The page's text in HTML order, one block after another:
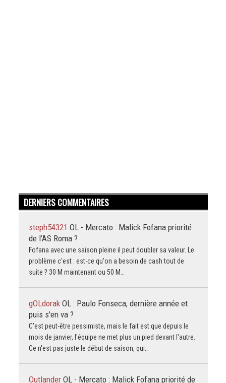
DERNIERS COMMENTAIRES
steph54321 OL - Mercato : Malick Fofana priorité
de l’AS Roma ?
Fofana avec une saison pleine il peut doubler sa valeur. Le
problème c'est : est-ce qu'on a besoin de cash tout de
suite ? 30 M maintenant ou 50 M…
gOLdorak OL : Paulo Fonseca, dernière année et
puis s'en va ?
C'est peut-être pessimiste, mais le fait est que depuis le
mois de janvier, l'équipe ne met plus un pied devant l'autre.
Ce n'est pas juste le début de saison, qui…
Outlander OL - Mercato : Malick Fofana priorité de